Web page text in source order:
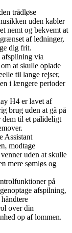
trådløse
uden kabler
nemt og bekvemt at
af ledninger,
dig frit.
via
at skulle oplade
til lange rejser,
i længere perioder
H4 er lavet af
brug uden at gå på
til et pålideligt
Assistant
modtage
uden at skulle
mere sømløs og
på
afspilning,
over din
op af lommen.